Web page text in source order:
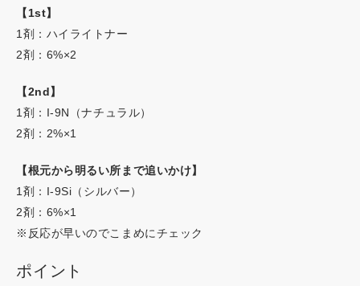
ネイチャーディープスピーディーカラー
【1st】
1剤：ハイライトナー
2剤：6%×2
【2nd】
1剤：I-9N（ナチュラル）
2剤：2%×1
【根元から明るい所まで追いかけ】
1剤：I-9Si（シルバー）
2剤：6%×1
※反応が早いのでこまめにチェック
ポイント